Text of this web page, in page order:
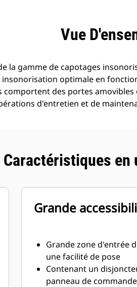
Vue
la gamme de capotages
optimale en
comportent des portes
d'entretien et de
Caractéristiques
Grande
Grande zone d'entrée
une facilité de pose
Contenant un
panneau de